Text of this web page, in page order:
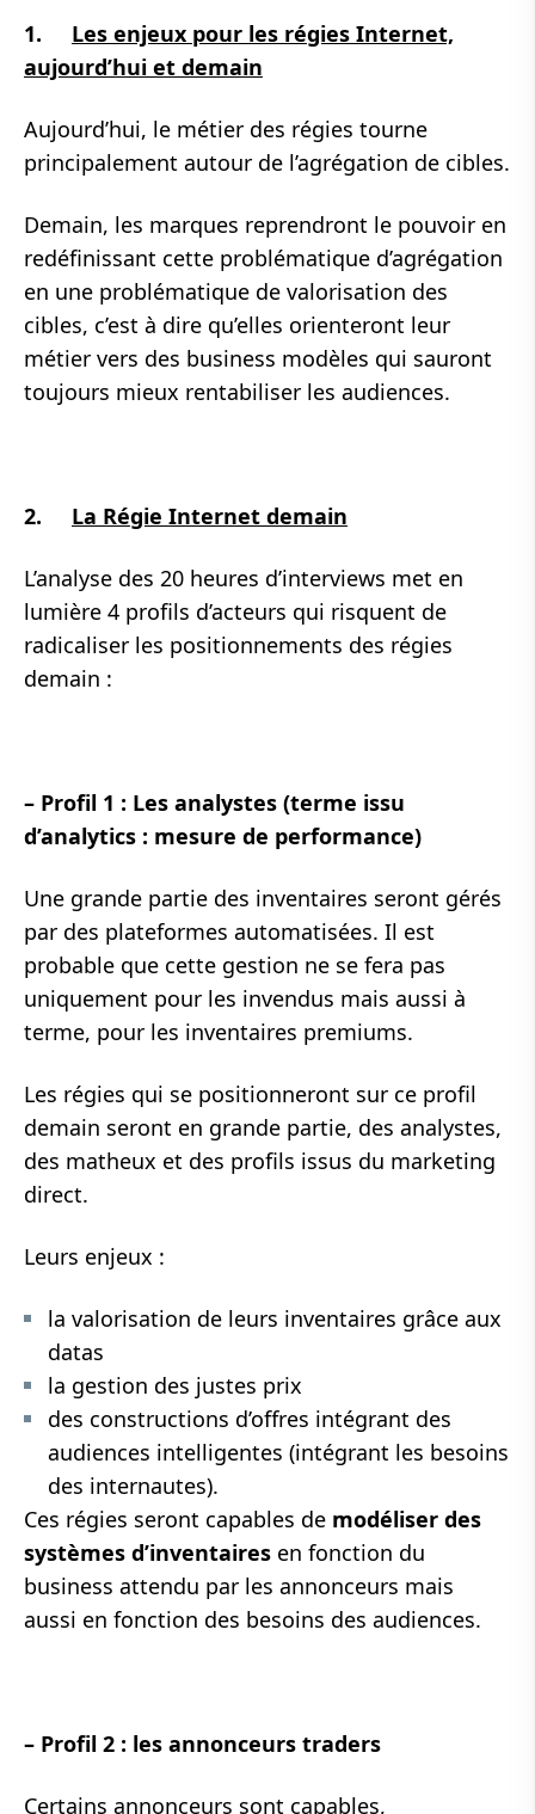
1. Les enjeux pour les régies Internet,
aujourd’hui et demain
Aujourd’hui, le métier des régies tourne
principalement autour de l’agrégation de cibles.
Demain, les marques reprendront le pouvoir en
redéfinissant cette problématique d’agrégation
en une problématique de valorisation des
cibles, c’est à dire qu’elles orienteront leur
métier vers des business modèles qui sauront
toujours mieux rentabiliser les audiences.
2. La Régie Internet demain
L’analyse des 20 heures d’interviews met en
lumière 4 profils d’acteurs qui risquent de
radicaliser les positionnements des régies
demain :
– Profil 1 : Les analystes (terme issu
d’analytics : mesure de performance)
Une grande partie des inventaires seront gérés
par des plateformes automatisées. Il est
probable que cette gestion ne se fera pas
uniquement pour les invendus mais aussi à
terme, pour les inventaires premiums.
Les régies qui se positionneront sur ce profil
demain seront en grande partie, des analystes,
des matheux et des profils issus du marketing
direct.
Leurs enjeux :
la valorisation de leurs inventaires grâce aux
datas
la gestion des justes prix
des constructions d’offres intégrant des
audiences intelligentes (intégrant les besoins
des internautes).
Ces régies seront capables de modéliser des
systèmes d’inventaires en fonction du
business attendu par les annonceurs mais
aussi en fonction des besoins des audiences.
– Profil 2 : les annonceurs traders
Certains annonceurs sont capables,